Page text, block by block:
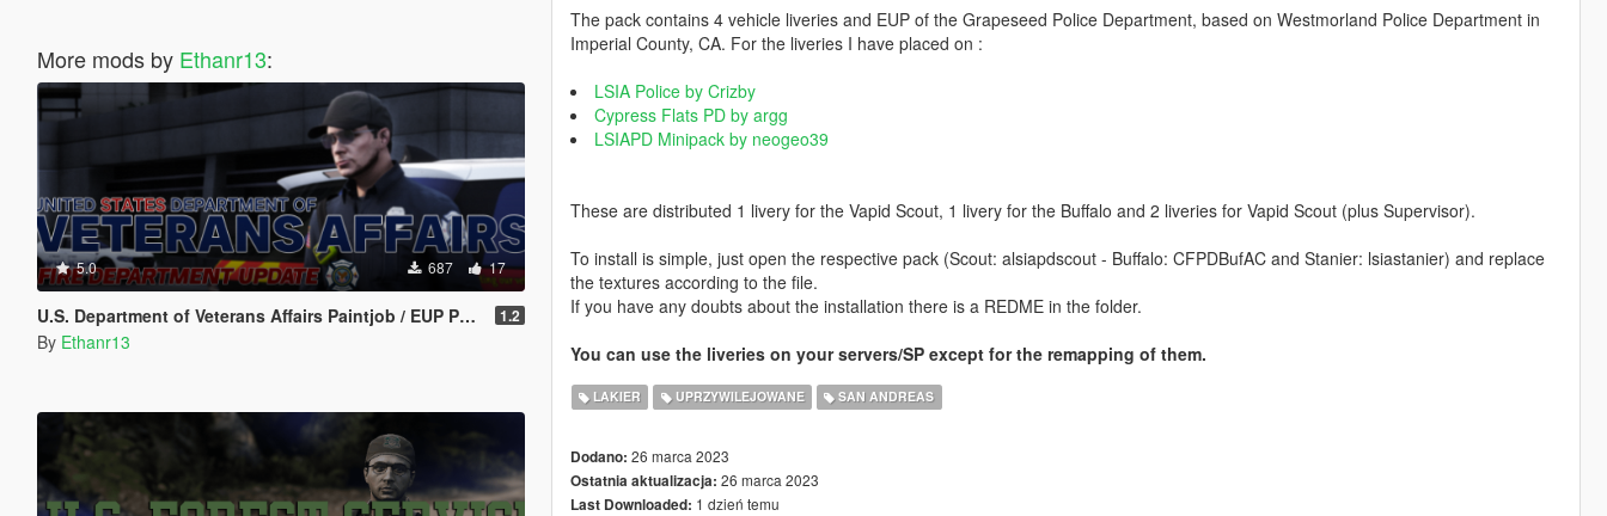
More mods by Ethanr13:
5.0 687 17
U.S. Department of Veterans Affairs Paintjob / EUP Pack 1.2
By Ethanr13
The pack contains 4 vehicle liveries and EUP of the Grapeseed Police Department, based on Westmorland Police Department in
Imperial County, CA. For the liveries I have placed on :
LSIA Police by Crizby
Cypress Flats PD by argg
LSIAPD Minipack by neogeo39
These are distributed 1 livery for the Vapid Scout, 1 livery for the Buffalo and 2 liveries for Vapid Scout (plus Supervisor).
To install is simple, just open the respective pack (Scout: alsiapdscout - Buffalo: CFPDBufAC and Stanier: lsiastanier) and replace
the textures according to the file.
If you have any doubts about the installation there is a REDME in the folder.
You can use the liveries on your servers/SP except for the remapping of them.
LAKIER UPRZYWILEJOWANE SAN ANDREAS
Dodano: 26 marca 2023
Ostatnia aktualizacja: 26 marca 2023
Last Downloaded: 1 dzień temu